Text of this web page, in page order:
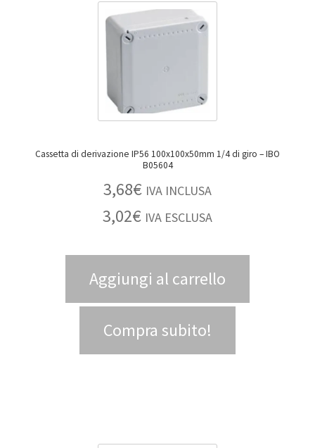
Cassetta di derivazione IP56 100x100x50mm 1/4 di giro – IBO
B05604
3,68€ IVA INCLUSA
3,02€ IVA ESCLUSA
Aggiungi al carrello
Compra subito!